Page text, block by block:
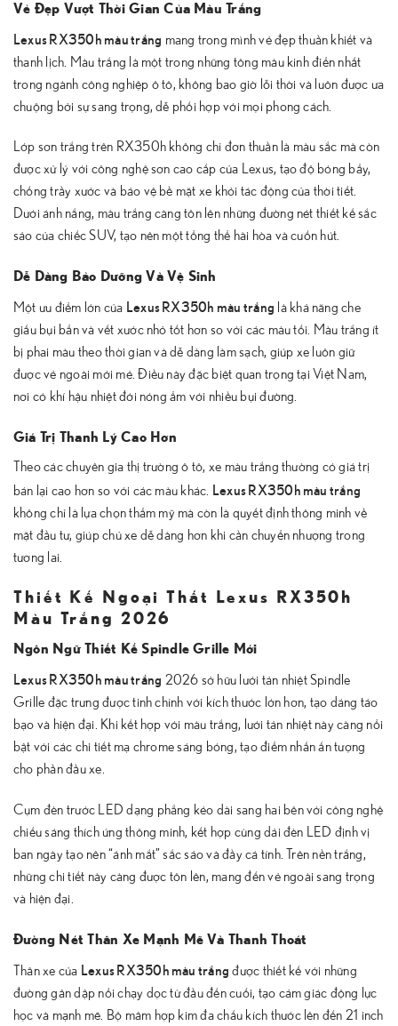
Vẻ Đẹp Vượt Thời Gian Của Màu Trắng
Lexus RX350h màu trắng mang trong mình vẻ đẹp thuần khiết và
thanh lịch. Màu trắng là một trong những tông màu kinh điển nhất
trong ngành công nghiệp ô tô, không bao giờ lỗi thời và luôn được ưa
chuộng bởi sự sang trọng, dễ phối hợp với mọi phong cách.
Lớp sơn trắng trên RX350h không chỉ đơn thuần là màu sắc mà còn
được xử lý với công nghệ sơn cao cấp của Lexus, tạo độ bóng bẩy,
chống trầy xước và bảo vệ bề mặt xe khỏi tác động của thời tiết.
Dưới ánh nắng, màu trắng càng tôn lên những đường nét thiết kế sắc
sảo của chiếc SUV, tạo nên một tổng thể hài hòa và cuốn hút.
Dễ Dàng Bảo Dưỡng Và Vệ Sinh
Một ưu điểm lớn của Lexus RX350h màu trắng là khả năng che
giấu bụi bẩn và vết xước nhỏ tốt hơn so với các màu tối. Màu trắng ít
bị phai màu theo thời gian và dễ dàng làm sạch, giúp xe luôn giữ
được vẻ ngoài mới mẻ. Điều này đặc biệt quan trọng tại Việt Nam,
nơi có khí hậu nhiệt đới nóng ẩm với nhiều bụi đường.
Giá Trị Thanh Lý Cao Hơn
Theo các chuyên gia thị trường ô tô, xe màu trắng thường có giá trị
bán lại cao hơn so với các màu khác. Lexus RX350h màu trắng
không chỉ là lựa chọn thẩm mỹ mà còn là quyết định thông minh về
mặt đầu tư, giúp chủ xe dễ dàng hơn khi cần chuyển nhượng trong
tương lai.
Thiết Kế Ngoại Thất Lexus RX350h
Màu Trắng 2026
Ngôn Ngữ Thiết Kế Spindle Grille Mới
Lexus RX350h màu trắng 2026 sở hữu lưới tản nhiệt Spindle
Grille đặc trưng được tinh chỉnh với kích thước lớn hơn, tạo dáng táo
bạo và hiện đại. Khi kết hợp với màu trắng, lưới tản nhiệt này càng nổi
bật với các chi tiết mạ chrome sáng bóng, tạo điểm nhấn ấn tượng
cho phần đầu xe.
Cụm đèn trước LED dạng phẳng kéo dài sang hai bên với công nghệ
chiếu sáng thích ứng thông minh, kết hợp cùng dải đèn LED định vị
ban ngày tạo nên “ánh mắt” sắc sảo và đầy cá tính. Trên nền trắng,
những chi tiết này càng được tôn lên, mang đến vẻ ngoài sang trọng
và hiện đại.
Đường Nét Thân Xe Mạnh Mẽ Và Thanh Thoát
Thân xe của Lexus RX350h màu trắng được thiết kế với những
đường gân dập nổi chạy dọc từ đầu đến cuối, tạo cảm giác động lực
học và mạnh mẽ. Bộ mâm hợp kim đa chấu kích thước lên đến 21 inch